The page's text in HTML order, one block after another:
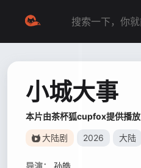
小城大事
本片由茶杯狐cupfox提供播放
大陆剧 2026 大陆
导演：
孙皓